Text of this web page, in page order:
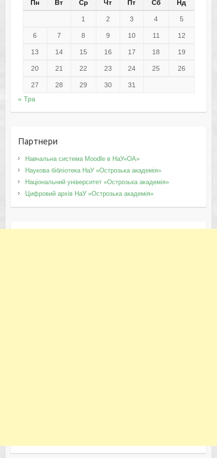
Пн Вт Ср Чт Пт Сб Нд
1 2 3 4 5
6 7 8 9 10 11 12
13 14 15 16 17 18 19
20 21 22 23 24 25 26
27 28 29 30
31
« Тра
Партнери
Навчальна система Moodle в НаУ«ОА»
Наукова бібліотека НаУ «Острозька академія»
Національний університет «Острозька академія»
Цифровий архів НаУ «Острозька академія»